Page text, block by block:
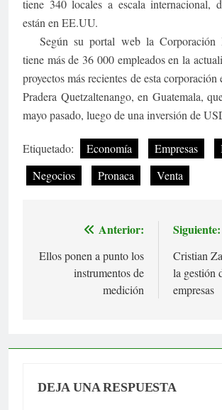
tiene 340 locales a escala internacional,
están en EE.UU.
Según su portal web la Corporación
tiene más de 36 000 empleados en la
proyectos más recientes de esta
Pradera Quetzaltenango, en Guatemala,
mayo pasado, luego de una inversión de
Etiquetado: Economía Empresas
Negocios
Pronaca Venta
Navegación
de
Anterior:
Ellos ponen a punto los
instrumentos de
medición
Siguiente:
Cristian
la gestión
empresas
DEJA UNA RESPUESTA